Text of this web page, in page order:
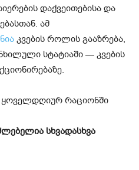
დაქვეითებისა და
ამ
კვების როლის გააზრება,
სტატიაში — კვების
რაციონში
სხვადასხვა